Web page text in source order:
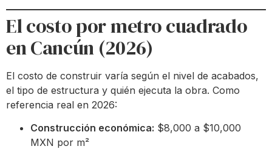
El costo por metro cuadrado
en Cancún (2026)
El costo de construir varía según el nivel de acabados,
el tipo de estructura y quién ejecuta la obra. Como
referencia real en 2026:
Construcción económica: $8,000 a $10,000
MXN por m²